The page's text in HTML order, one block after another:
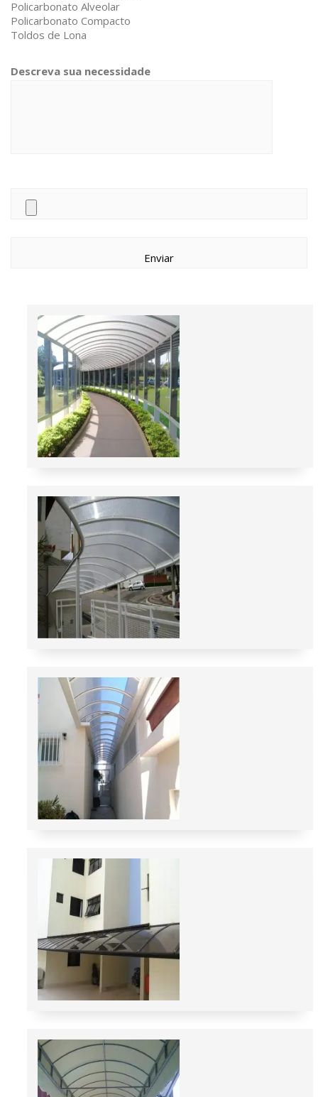
Descreva sua necessidade